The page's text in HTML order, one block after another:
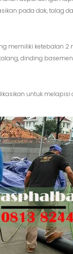
pada dak, talag
memiliki ketebalan
dinding
untuk melapisi